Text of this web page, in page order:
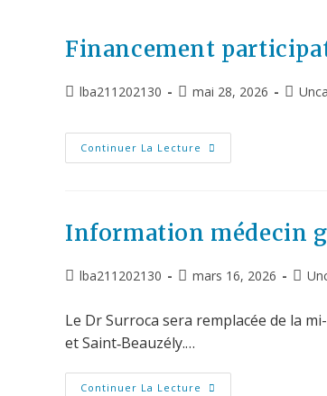
Financement
lba211202130 mai 28, 2026
Continuer La Lecture
Information médecin
lba211202130 mars 16, 2026
Le Dr Surroca sera remplacée de la
et Saint‑Beauzély.…
Continuer La Lecture